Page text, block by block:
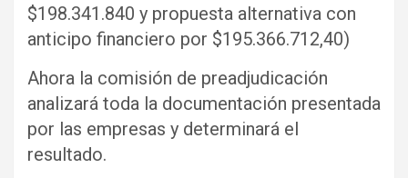
$198.341.840 y propuesta alternativa con
anticipo financiero por $195.366.712,40)
Ahora la comisión de preadjudicación
analizará toda la documentación presentada
por las empresas y determinará el
resultado.